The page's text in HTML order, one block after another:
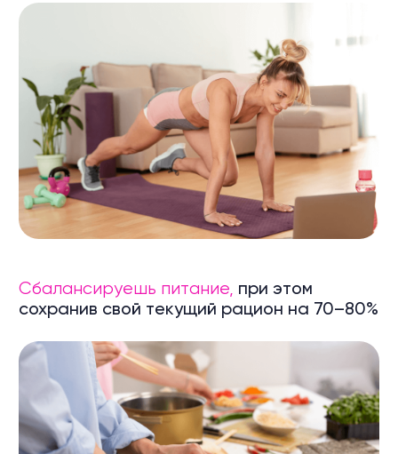
Сделать первый шаг
Всё начинается
с первого шага!
Кроме программы
«Восстановление после
родов» ты получишь